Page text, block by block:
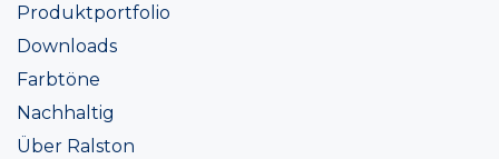
Produktportfolio
Downloads
Farbtöne
Nachhaltig
Über Ralston